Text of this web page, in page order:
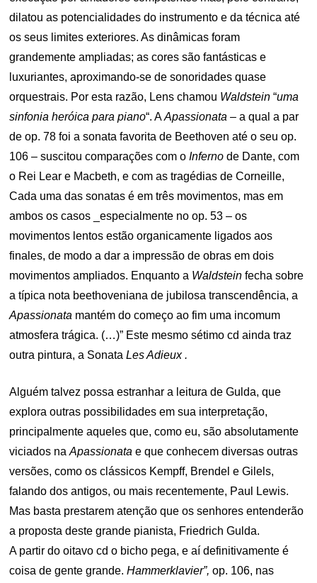
dilatou as potencialidades do instrumento e da técnica até
os seus limites exteriores. As dinâmicas foram
grandemente ampliadas; as cores são fantásticas e
luxuriantes, aproximando-se de sonoridades quase
orquestrais. Por esta razão, Lens chamou Waldstein “uma
sinfonia heróica para piano“. AApassionata – a qual a par
de op. 78 foi a sonata favorita de Beethoven até o seu op.
106 – suscitou comparações com oInfernode Dante, com
o Rei Lear e Macbeth, e com as tragédias de Corneille,
Cada uma das sonatas é em três movimentos, mas em
ambos os casos _especialmente no op. 53 – os
movimentos lentos estão organicamente ligados aos
finales, de modo a dar a impressão de obras em dois
movimentos ampliados. Enquanto a Waldstein fecha sobre
a típica nota beethoveniana de jubilosa transcendência, a
Apassionata mantém do começo ao fim uma incomum
atmosfera trágica. (…)” Este mesmo sétimo cd ainda traz
outra pintura, a SonataLes Adieux .
Alguém talvez possa estranhar a leitura de Gulda, que
explora outras possibilidades em sua interpretação,
principalmente aqueles que, como eu, são absolutamente
viciados naApassionata e que conhecem diversas outras
versões, como os clássicos Kempff, Brendel e Gilels,
falando dos antigos, ou mais recentemente, Paul Lewis.
Mas basta prestarem atenção que os senhores entenderão
a proposta deste grande pianista, Friedrich Gulda.
A partir do oitavo cd o bicho pega, e aí definitivamente é
coisa de gente grande.Hammerklavier”,op. 106, nas